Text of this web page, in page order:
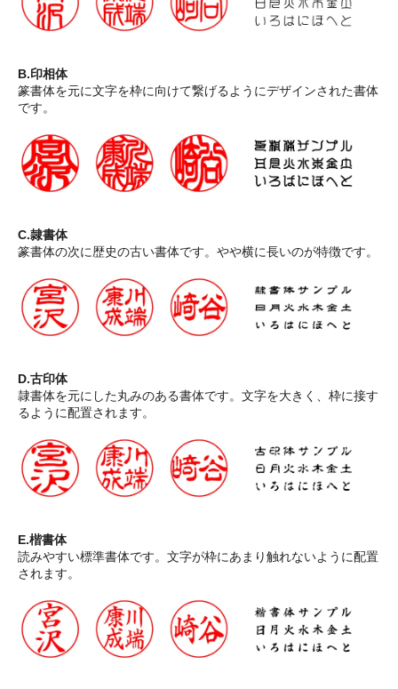
B.印相体
篆書体を元に文字を枠に向けて繋げるようにデザインされた書体
です。
C.隷書体
篆書体の次に歴史の古い書体です。やや横に長いのが特徴です。
D.古印体
隷書体を元にした丸みのある書体です。文字を大きく、枠に接す
るように配置されます。
E.楷書体
読みやすい標準書体です。文字が枠にあまり触れないように配置
されます。